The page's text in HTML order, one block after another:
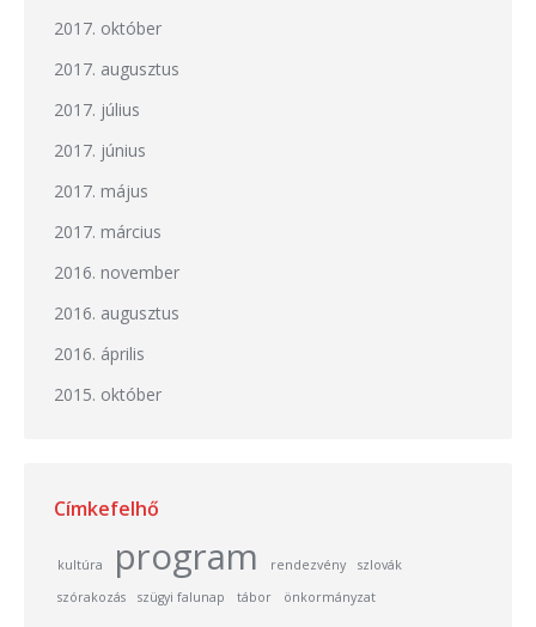
2017. október
2017. augusztus
2017. július
2017. június
2017. május
2017. március
2016. november
2016. augusztus
2016. április
2015. október
Címkefelhő
kultúra program rendezvény
szlovák
szórakozás
szügyi falunap tábor önkormányzat